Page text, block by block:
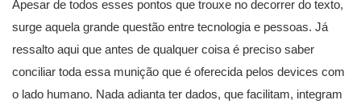
Apesar de todos esses pontos que trouxe no decorrer do texto,
surge aquela grande questão entre tecnologia e pessoas. Já
ressalto aqui que antes de qualquer coisa é preciso saber
conciliar toda essa munição que é oferecida pelos devices com
o lado humano. Nada adianta ter dados, que facilitam, integram